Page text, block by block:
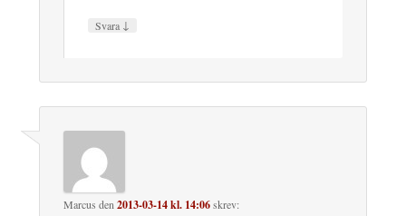
Svara ↓
Marcus den2013-03-14 kl. 14:06skrev: